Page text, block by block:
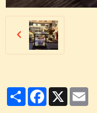
PartagerFacebook
X